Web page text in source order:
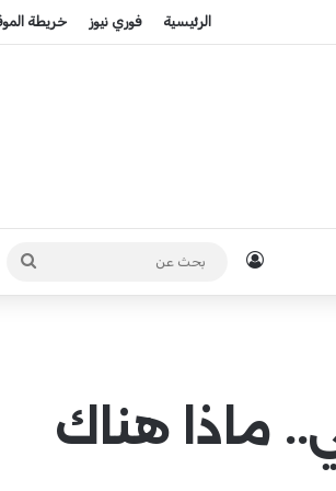
الرئيسية فوري نيوز خريطة
تسجيل الدخول
عن
ماذا هناك